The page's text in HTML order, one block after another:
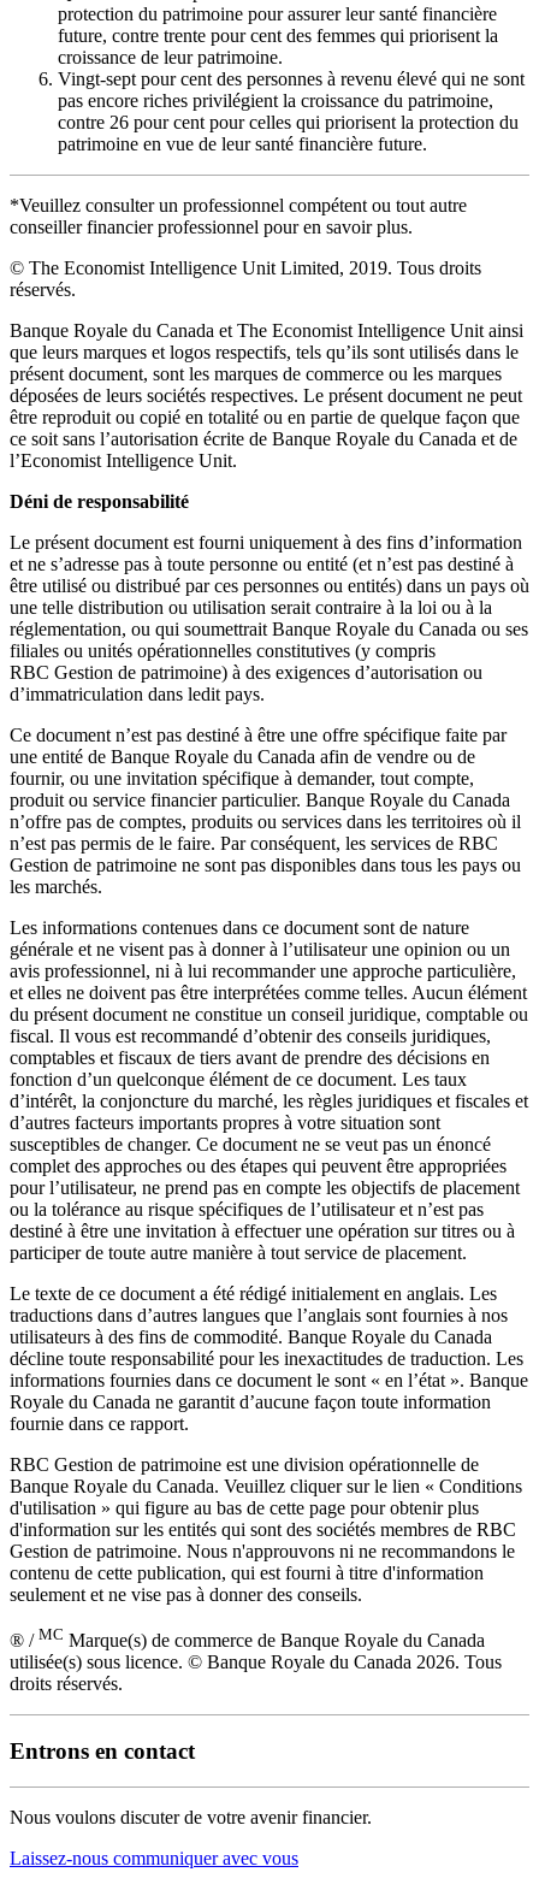
protection du patrimoine pour assurer leur santé financière
future, contre trente pour cent des femmes qui priorisent la
croissance de leur patrimoine.
Vingt-sept pour cent des personnes à revenu élevé qui ne sont
pas encore riches privilégient la croissance du patrimoine,
contre 26 pour cent pour celles qui priorisent la protection du
patrimoine en vue de leur santé financière future.
*Veuillez consulter un professionnel compétent ou tout autre
conseiller financier professionnel pour en savoir plus.
© The Economist Intelligence Unit Limited, 2019. Tous droits
réservés.
Banque Royale du Canada et The Economist Intelligence Unit ainsi
que leurs marques et logos respectifs, tels qu’ils sont utilisés dans le
présent document, sont les marques de commerce ou les marques
déposées de leurs sociétés respectives. Le présent document ne peut
être reproduit ou copié en totalité ou en partie de quelque façon que
ce soit sans l’autorisation écrite de Banque Royale du Canada et de
l’Economist Intelligence Unit.
Déni de responsabilité
Le présent document est fourni uniquement à des fins d’information
et ne s’adresse pas à toute personne ou entité (et n’est pas destiné à
être utilisé ou distribué par ces personnes ou entités) dans un pays où
une telle distribution ou utilisation serait contraire à la loi ou à la
réglementation, ou qui soumettrait Banque Royale du Canada ou ses
filiales ou unités opérationnelles constitutives (y compris
RBC Gestion de patrimoine) à des exigences d’autorisation ou
d’immatriculation dans ledit pays.
Ce document n’est pas destiné à être une offre spécifique faite par
une entité de Banque Royale du Canada afin de vendre ou de
fournir, ou une invitation spécifique à demander, tout compte,
produit ou service financier particulier. Banque Royale du Canada
n’offre pas de comptes, produits ou services dans les territoires où il
n’est pas permis de le faire. Par conséquent, les services de RBC
Gestion de patrimoine ne sont pas disponibles dans tous les pays ou
les marchés.
Les informations contenues dans ce document sont de nature
générale et ne visent pas à donner à l’utilisateur une opinion ou un
avis professionnel, ni à lui recommander une approche particulière,
et elles ne doivent pas être interprétées comme telles. Aucun élément
du présent document ne constitue un conseil juridique, comptable ou
fiscal. Il vous est recommandé d’obtenir des conseils juridiques,
comptables et fiscaux de tiers avant de prendre des décisions en
fonction d’un quelconque élément de ce document. Les taux
d’intérêt, la conjoncture du marché, les règles juridiques et fiscales et
d’autres facteurs importants propres à votre situation sont
susceptibles de changer. Ce document ne se veut pas un énoncé
complet des approches ou des étapes qui peuvent être appropriées
pour l’utilisateur, ne prend pas en compte les objectifs de placement
ou la tolérance au risque spécifiques de l’utilisateur et n’est pas
destiné à être une invitation à effectuer une opération sur titres ou à
participer de toute autre manière à tout service de placement.
Le texte de ce document a été rédigé initialement en anglais. Les
traductions dans d’autres langues que l’anglais sont fournies à nos
utilisateurs à des fins de commodité. Banque Royale du Canada
décline toute responsabilité pour les inexactitudes de traduction. Les
informations fournies dans ce document le sont « en l’état ». Banque
Royale du Canada ne garantit d’aucune façon toute information
fournie dans ce rapport.
RBC Gestion de patrimoine est une division opérationnelle de
Banque Royale du Canada. Veuillez cliquer sur le lien « Conditions
d'utilisation » qui figure au bas de cette page pour obtenir plus
d'information sur les entités qui sont des sociétés membres de RBC
Gestion de patrimoine. Nous n'approuvons ni ne recommandons le
contenu de cette publication, qui est fourni à titre d'information
seulement et ne vise pas à donner des conseils.
® / MC Marque(s) de commerce de Banque Royale du Canada
utilisée(s) sous licence. © Banque Royale du Canada 2026. Tous
droits réservés.
Entrons en contact
Nous voulons discuter de votre avenir financier.
Laissez-nous communiquer avec vous